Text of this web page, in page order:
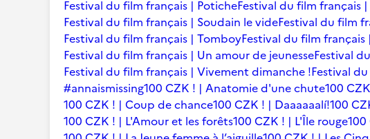
Festival du film français | PoticheFestival du film français
Festival du film français | Soudain le videFestival du film
Festival du film français | TomboyFestival du film
Festival du film français | Un amour de jeunesseFestival
Festival du film français | Vivement dimanche !Festival
#annaismissing100 CZK ! | Anatomie d'une chute100
100 CZK ! | Coup de chance100 CZK ! | Daaaaaalí!100
100 CZK ! | L'Amour et les forêts100 CZK ! | L'Île rouge